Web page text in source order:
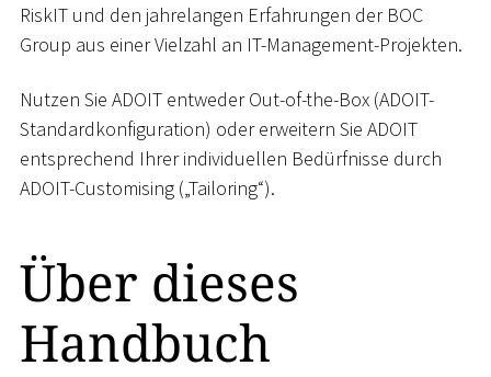
RiskIT und den jahrelangen Erfahrungen der BOC
Group aus einer Vielzahl an IT-Management-Projekten.
Nutzen Sie ADOIT entweder Out-of-the-Box (ADOIT-
Standardkonfiguration) oder erweitern Sie ADOIT
entsprechend Ihrer individuellen Bedürfnisse durch
ADOIT-Customising („Tailoring“).
Über dieses
Handbuch